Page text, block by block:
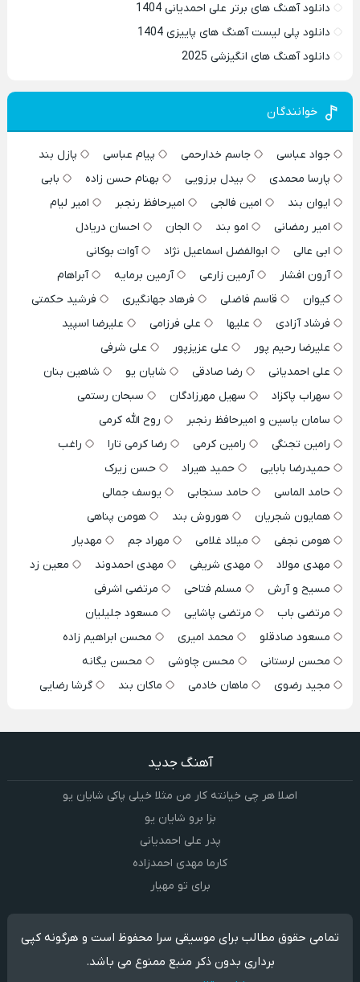
دانلود آهنگ های برتر علی احمدیانی 1404
دانلود پلی لیست آهنگ های پاییزی 1404
دانلود آهنگ های انگیزشی 2025
خوانندگان
جواد عباسی جاسم خدارحمی پیام عباسی
پازل بند
پارسا محمدی
بیدل برزویی بهنام حسن زاده
بابی
ایوان بند
امین فالجی امیرحافظ رنجبر
امیر لیام
امیر رمضانی
امو بند الجان
احسان دریادل
ابی عالی
ابوالفضل اسماعیل نژاد
آوات بوکانی
آرون افشار
آرمین زارعی آرمین برمایه
آبراهام
کیوان
قاسم فاضلی فرهاد جهانگیری
فرشید حکمتی
فرشاد آزادی
علیها علی فرزامی
علیرضا اسپید
علیرضا رحیم پور
علی عزیزپور
علی شرفی
علی احمدیانی
رضا صادقی شایان یو
شاهین بنان
سهراب پاکزاد
سهیل مهرزادگان
سبحان رستمی
سامان یاسین و امیرحافظ رنجبر
روح الله کرمی
رامین تجنگی
رامین کرمی رضا کرمی تارا
راغب
حمیدرضا بابایی
حمید هیراد
حسن زیرک
حامد الماسی
حامد سنجابی
یوسف جمالی
همایون شجریان
هوروش بند
هومن پناهی
هومن نجفی
میلاد غلامی مهراد جم
مهدیار
مهدی مولاد
مهدی شریفی مهدی احمدوند
معین زد
مسیح و آرش
مسلم فتاحی
مرتضی اشرفی
مرتضی باب
مرتضی پاشایی
مسعود جلیلیان
مسعود صادقلو
محمد امیری
محسن ابراهیم زاده
محسن لرستانی
محسن چاوشی
محسن یگانه
مجید رضوی
ماهان خادمی ماکان بند گرشا رضایی
آهنگ جدید
اصلا هر چی خیانته کار من مثلا خیلی پاکی شایان یو
بزا برو شایان یو
پدر علی احمدیانی
کارما مهدی احمدزاده
برای تو مهیار
تمامی حقوق مطالب برای موسیقی سرا محفوظ است و هرگونه کپی
برداری بدون ذکر منبع ممنوع می باشد.